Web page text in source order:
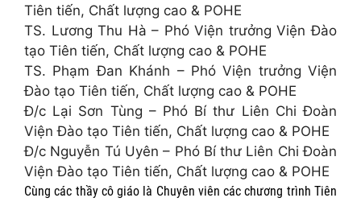
Tiên tiến, Chất lượng cao & POHE
TS. Lương Thu Hà – Phó Viện trưởng Viện Đào
tạo Tiên tiến, Chất lượng cao & POHE
TS. Phạm Đan Khánh – Phó Viện trưởng Viện
Đào tạo Tiên tiến, Chất lượng cao & POHE
Đ/c Lại Sơn Tùng – Phó Bí thư Liên Chi Đoàn
Viện Đào tạo Tiên tiến, Chất lượng cao & POHE
Đ/c Nguyễn Tú Uyên – Phó Bí thư Liên Chi Đoàn
Viện Đào tạo Tiên tiến, Chất lượng cao & POHE
Cùng các thầy cô giáo là Chuyên viên các chương trình Tiên